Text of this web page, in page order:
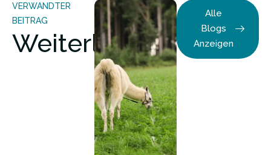
VERWANDTER
BEITRAG
Weiterlesen
Alle
Blogs
Anzeigen